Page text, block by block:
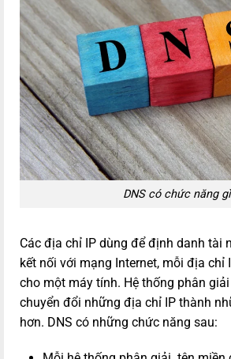
DNS có chức năng gì
Các địa chỉ IP dùng để định danh tài
kết nối với mạng Internet, mỗi địa chỉ
cho một máy tính. Hệ thống phân
chuyển đổi những địa chỉ IP thành
hơn. DNS có những chức năng sau: